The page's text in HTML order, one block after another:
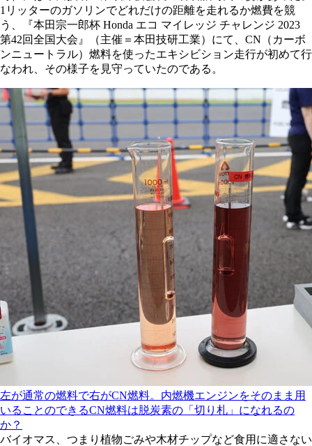
1リッターのガソリンでどれだけの距離を走れるか燃費を競
う、『本田宗一郎杯 Honda エコ マイレッジ チャレンジ 2023
第42回全国大会』（主催＝本田技研工業）にて、CN（カーボ
ンニュートラル）燃料を使ったエキシビション走行が初めて行
なわれ、その様子を見守っていたのである。
左が通常の燃料で右がCN燃料。内燃機エンジンをそのまま用
いることのできるCN燃料は脱炭素の「切り札」になれるの
か？
バイオマス、つまり植物ごみや木材チップなど食用に適さない